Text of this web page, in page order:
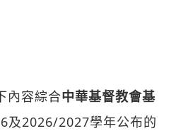
內容綜合中華基督教會基
及2026/2027學年公布的